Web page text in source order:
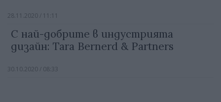
28.11.2020 / 11:11
С най-добрите в индустрията
дизайн: Tara Bernerd & Partners
30.10.2020 / 08:33